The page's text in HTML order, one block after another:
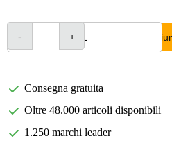
Consegna gratuita
Oltre 48.000 articoli disponibili
1.250 marchi leader